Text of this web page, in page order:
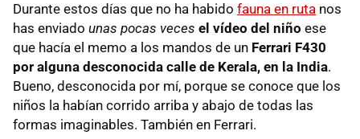
Durante estos días que no ha habido fauna en ruta nos
has enviado unas pocas veces el vídeo del niño ese
que hacía el memo a los mandos de un Ferrari F430
por alguna desconocida calle de Kerala, en la India.
Bueno, desconocida por mí, porque se conoce que los
niños la habían corrido arriba y abajo de todas las
formas imaginables. También en Ferrari.